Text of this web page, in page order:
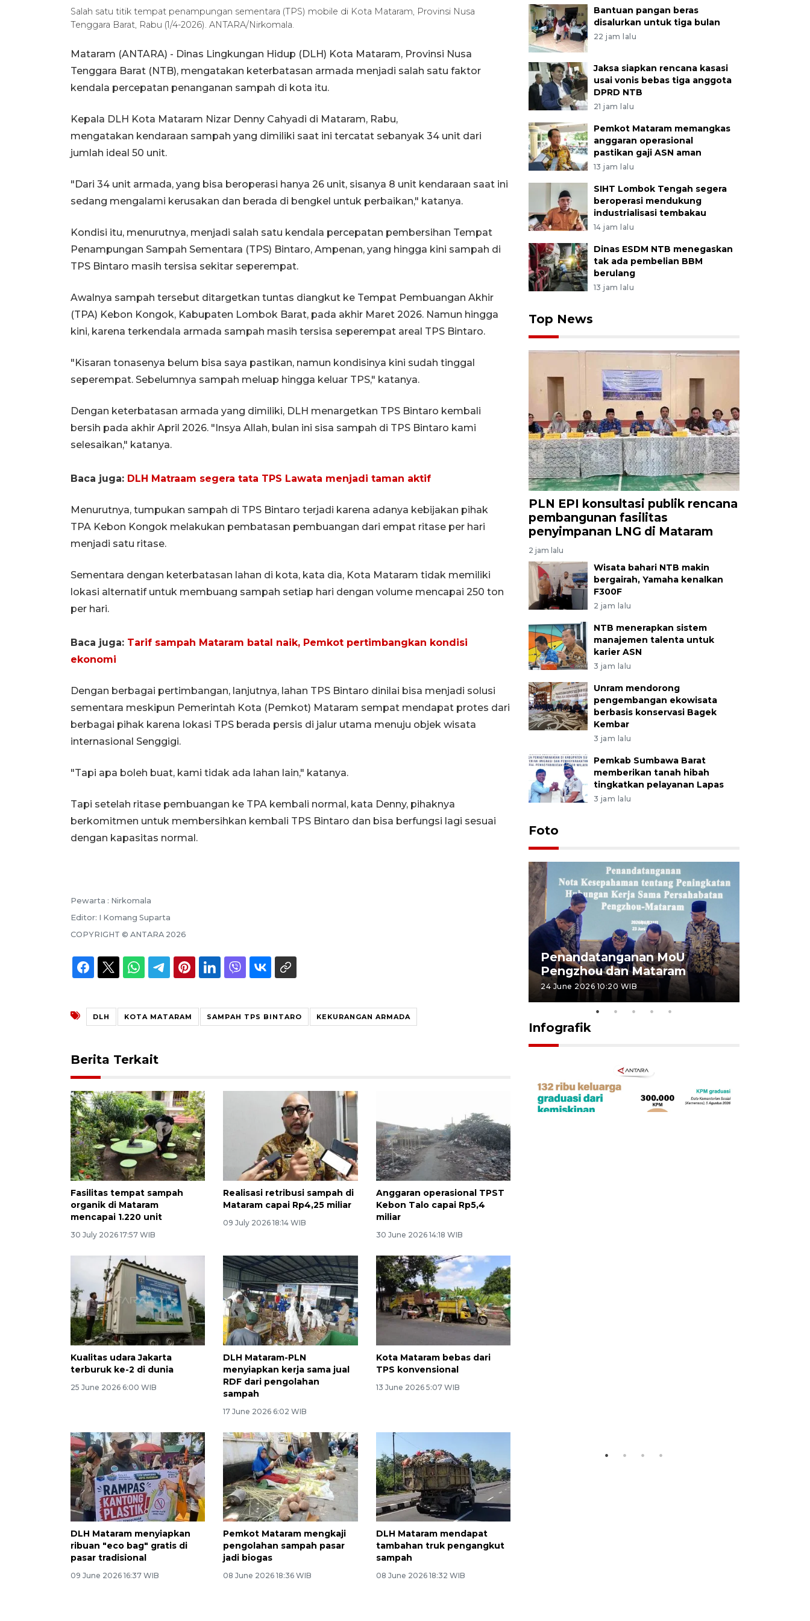
Salah satu titik tempat penampungan sementara (TPS) mobile di Kota Mataram, Provinsi Nusa
Tenggara Barat, Rabu (1/4-2026). ANTARA/Nirkomala.
Mataram (ANTARA) - Dinas Lingkungan Hidup (DLH) Kota Mataram, Provinsi Nusa
Tenggara Barat (NTB), mengatakan keterbatasan armada menjadi salah satu faktor
kendala percepatan penanganan sampah di kota itu.
Kepala DLH Kota Mataram Nizar Denny Cahyadi di Mataram, Rabu,
mengatakan kendaraan sampah yang dimiliki saat ini tercatat sebanyak 34 unit dari
jumlah ideal 50 unit.
"Dari 34 unit armada, yang bisa beroperasi hanya 26 unit, sisanya 8 unit kendaraan saat ini
sedang mengalami kerusakan dan berada di bengkel untuk perbaikan," katanya.
Kondisi itu, menurutnya, menjadi salah satu kendala percepatan pembersihan Tempat
Penampungan Sampah Sementara (TPS) Bintaro, Ampenan, yang hingga kini sampah di
TPS Bintaro masih tersisa sekitar seperempat.
Awalnya sampah tersebut ditargetkan tuntas diangkut ke Tempat Pembuangan Akhir
(TPA) Kebon Kongok, Kabupaten Lombok Barat, pada akhir Maret 2026. Namun hingga
kini, karena terkendala armada sampah masih tersisa seperempat areal TPS Bintaro.
"Kisaran tonasenya belum bisa saya pastikan, namun kondisinya kini sudah tinggal
seperempat. Sebelumnya sampah meluap hingga keluar TPS," katanya.
Dengan keterbatasan armada yang dimiliki, DLH menargetkan TPS Bintaro kembali
bersih pada akhir April 2026. "Insya Allah, bulan ini sisa sampah di TPS Bintaro kami
selesaikan," katanya.
Baca juga: DLH Matraam segera tata TPS Lawata menjadi taman aktif
Menurutnya, tumpukan sampah di TPS Bintaro terjadi karena adanya kebijakan pihak
TPA Kebon Kongok melakukan pembatasan pembuangan dari empat ritase per hari
menjadi satu ritase.
Sementara dengan keterbatasan lahan di kota, kata dia, Kota Mataram tidak memiliki
lokasi alternatif untuk membuang sampah setiap hari dengan volume mencapai 250 ton
per hari.
Baca juga: Tarif sampah Mataram batal naik, Pemkot pertimbangkan kondisi
ekonomi
Dengan berbagai pertimbangan, lanjutnya, lahan TPS Bintaro dinilai bisa menjadi solusi
sementara meskipun Pemerintah Kota (Pemkot) Mataram sempat mendapat protes dari
berbagai pihak karena lokasi TPS berada persis di jalur utama menuju objek wisata
internasional Senggigi.
"Tapi apa boleh buat, kami tidak ada lahan lain," katanya.
Tapi setelah ritase pembuangan ke TPA kembali normal, kata Denny, pihaknya
berkomitmen untuk membersihkan kembali TPS Bintaro dan bisa berfungsi lagi sesuai
dengan kapasitas normal.
Pewarta : Nirkomala
Editor: I Komang Suparta
COPYRIGHT © ANTARA 2026
DLH KOTA MATARAM SAMPAH TPS BINTARO KEKURANGAN ARMADA
Berita Terkait
Fasilitas tempat sampah
organik di Mataram
mencapai 1.220 unit
30 July 2026 17:57 WIB
Realisasi retribusi sampah di
Mataram capai Rp4,25 miliar
09 July 2026 18:14 WIB
Anggaran operasional TPST
Kebon Talo capai Rp5,4
miliar
30 June 2026 14:18 WIB
Kualitas udara Jakarta
terburuk ke-2 di dunia
25 June 2026 6:00 WIB
DLH Mataram-PLN
menyiapkan kerja sama jual
RDF dari pengolahan
sampah
17 June 2026 6:02 WIB
Kota Mataram bebas dari
TPS konvensional
13 June 2026 5:07 WIB
DLH Mataram menyiapkan
ribuan "eco bag" gratis di
pasar tradisional
09 June 2026 16:37 WIB
Pemkot Mataram mengkaji
pengolahan sampah pasar
jadi biogas
08 June 2026 18:36 WIB
DLH Mataram mendapat
tambahan truk pengangkut
sampah
08 June 2026 18:32 WIB
Bantuan pangan beras
disalurkan untuk tiga bulan
22 jam lalu
Jaksa siapkan rencana kasasi
usai vonis bebas tiga anggota
DPRD NTB
21 jam lalu
Pemkot Mataram memangkas
anggaran operasional
pastikan gaji ASN aman
13 jam lalu
SIHT Lombok Tengah segera
beroperasi mendukung
industrialisasi tembakau
14 jam lalu
Dinas ESDM NTB menegaskan
tak ada pembelian BBM
berulang
13 jam lalu
Top News
PLN EPI konsultasi publik rencana
pembangunan fasilitas
penyimpanan LNG di Mataram
2 jam lalu
Wisata bahari NTB makin
bergairah, Yamaha kenalkan
F300F
2 jam lalu
NTB menerapkan sistem
manajemen talenta untuk
karier ASN
3 jam lalu
Unram mendorong
pengembangan ekowisata
berbasis konservasi Bagek
Kembar
3 jam lalu
Pemkab Sumbawa Barat
memberikan tanah hibah
tingkatkan pelayanan Lapas
3 jam lalu
Foto
Penandatanganan MoU
Pengzhou dan Mataram
24 June 2026 10:20 WIB
Infografik